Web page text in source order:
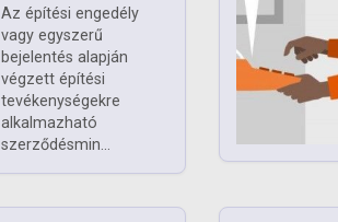
Az építési engedély
vagy egyszerű
bejelentés alapján
végzett építési
tevékenységekre
alkalmazható
szerződésmin...